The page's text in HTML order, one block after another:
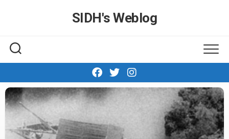
SIDH′s Weblog